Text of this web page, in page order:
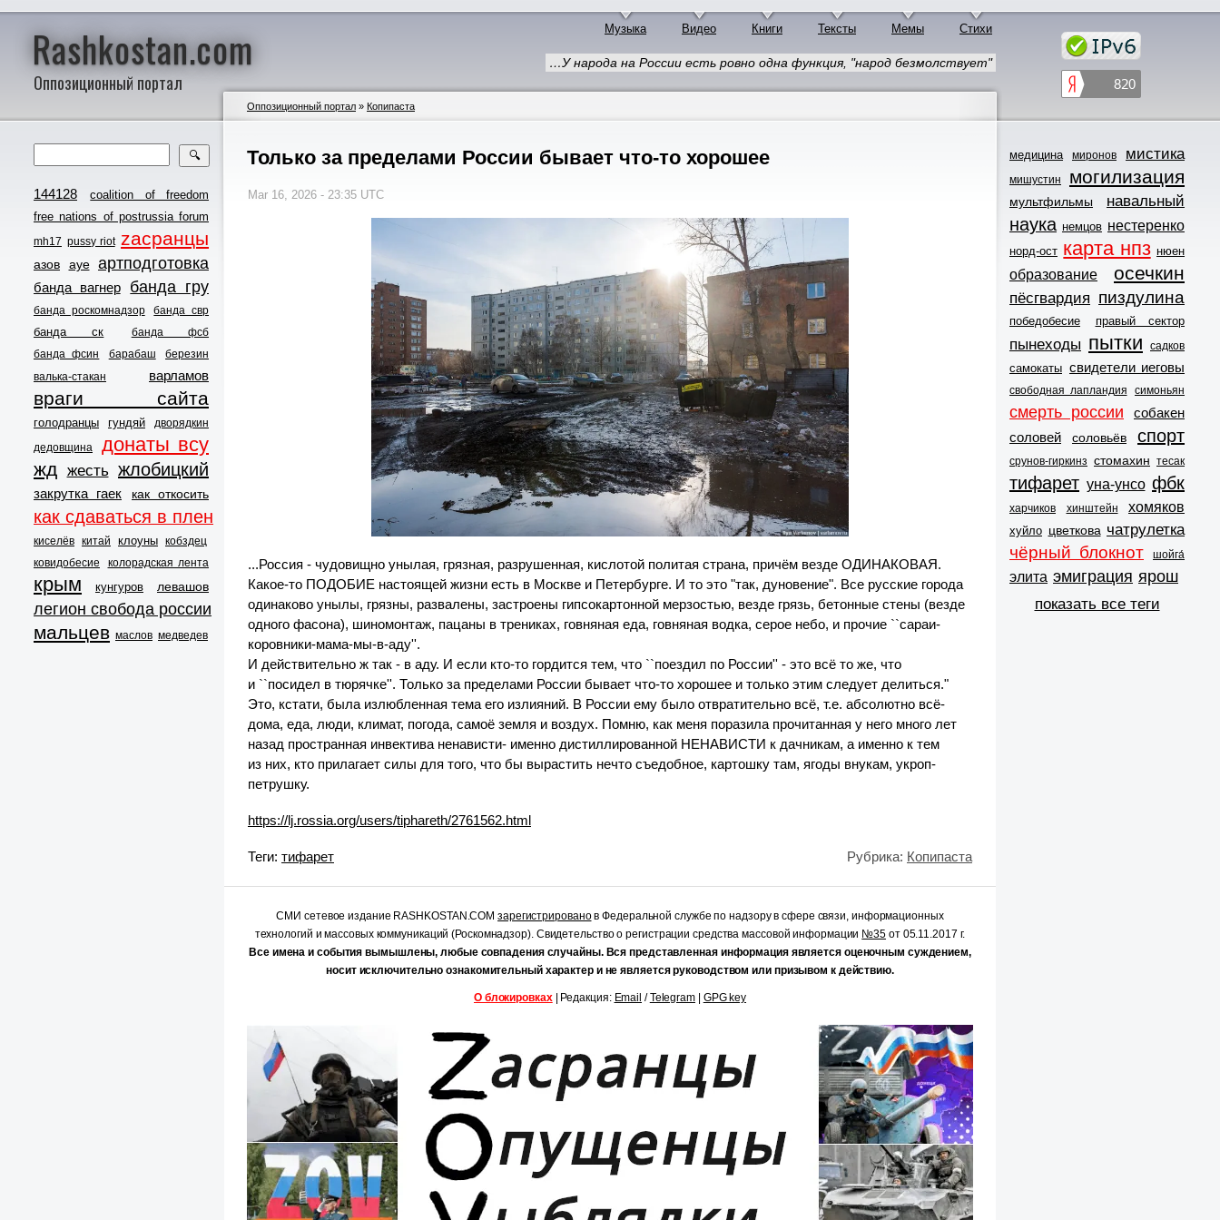
Rashkostan.com
Оппозиционный портал
Музыка Видео Книги Тексты Мемы Стихи
🔍
144128
coalition of freedom
free nations of postrussia forum
mh17 pussy riot zасранцы
азов ауе артподготовка
банда вагнер банда гру
банда роскомнадзор банда свр
банда ск
банда фсб
банда фсин
барабаш
березин
валька-стакан
варламов
враги сайта
голодранцы гундяй
дворядкин
дедовщина
донаты всу
жд жесть жлобицкий
закрутка гаек как откосить
как сдаваться в плен
киселёв китай клоуны кобздец
ковидобесие
колорадская лента
крым кунгуров левашов
легион свобода россии
мальцев маслов медведев
…У народа на России есть ровно одна функция, "народ безмолствует"
Оппозиционный портал » Копипаста
Только за пределами России бывает что-то хорошее
Mar 16, 2026 - 23:35 UTC
...Россия - чудовищно унылая, грязная, разрушенная, кислотой политая страна, причём везде ОДИНАКОВАЯ.
Какое-то ПОДОБИЕ настоящей жизни есть в Москве и Петербурге. И то это "так, дуновение". Все русские города
одинаково унылы, грязны, развалены, застроены гипсокартонной мерзостью, везде грязь, бетонные стены (везде
одного фасона), шиномонтаж, пацаны в трениках, говняная еда, говняная водка, серое небо, и прочие ``сараи-
коровники-мама-мы-в-аду''.
И действительно ж так - в аду. И если кто-то гордится тем, что ``поездил по России'' - это всё то же, что
и ``посидел в тюрячке''. Только за пределами России бывает что-то хорошее и только этим следует делиться."
Это, кстати, была излюбленная тема его излияний. В России ему было отвратительно всё, т.е. абсолютно всё-
дома, еда, люди, климат, погода, самоё земля и воздух. Помню, как меня поразила прочитанная у него много лет
назад пространная инвектива ненависти- именно дистиллированной НЕНАВИСТИ к дачникам, а именно к тем
из них, кто прилагает силы для того, что бы вырастить нечто съедобное, картошку там, ягоды внукам, укроп-
петрушку.
https://lj.rossia.org/users/tiphareth/2761562.html
Теги: тифарет Рубрика: Копипаста
СМИ сетевое издание RASHKOSTAN.COMзарегистрированов Федеральной службе по надзору в сфере связи, информационных
технологий и массовых коммуникаций (Роскомнадзор). Свидетельство о регистрации средства массовой информации №35от 05.11.2017 г.
Все имена и события вымышлены, любые совпадения случайны. Вся представленная информация является оценочным суждением,
носит исключительно ознакомительный характер и не является руководством или призывом к действию.
О блокировках| Редакция: Email /Telegram| GPG key
медицина миронов мистика
мишустин могилизация
мультфильмы навальный
наука немцов нестеренко
норд-ост карта нпз нюен
образование осечкин
пёсгвардия пиздулина
победобесие правый сектор
пынеходы пытки садков
самокаты свидетели иеговы
свободная лапландия симоньян
смерть россии
собакен
соловей
соловьёв спорт
срунов-гиркинз стомахин тесак
тифарет уна-унсо фбк
харчиков хинштейн хомяков
хуйло цветкова чатрулетка
чёрный блокнот шойга́
элита эмиграция ярош
показать все теги